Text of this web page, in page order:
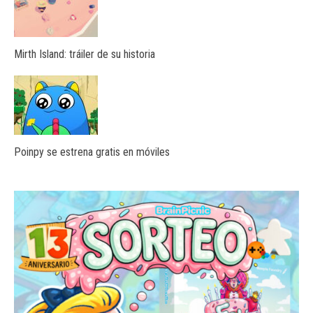
Mirth Island: tráiler de su historia
Poinpy se estrena gratis en móviles